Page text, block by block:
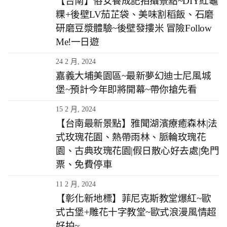
粿+後壁LV茄芷袋、美味割稻飯、石磨
研磨豆漿體驗~後壁發摟米 冒險Follow
Me!一日遊
24 2 月, 2024
嘉義大埔美園區~最新夢幻迪士尼風城
堡~預計今年即將開幕~帶你搶先看
15 2 月, 2024
【台南最新景點】雅聞湖濱療癒森林|法
式玫瑰花園、熱帶雨林、脈輪玫瑰花
園、古典玫瑰花園|假日散心好去處|免門
票、免費停車
11 2 月, 2024
【彰化新地標】菲尼克斯教堂爆紅~歐
式古堡+雕花十字教堂~歐式浪漫風情超